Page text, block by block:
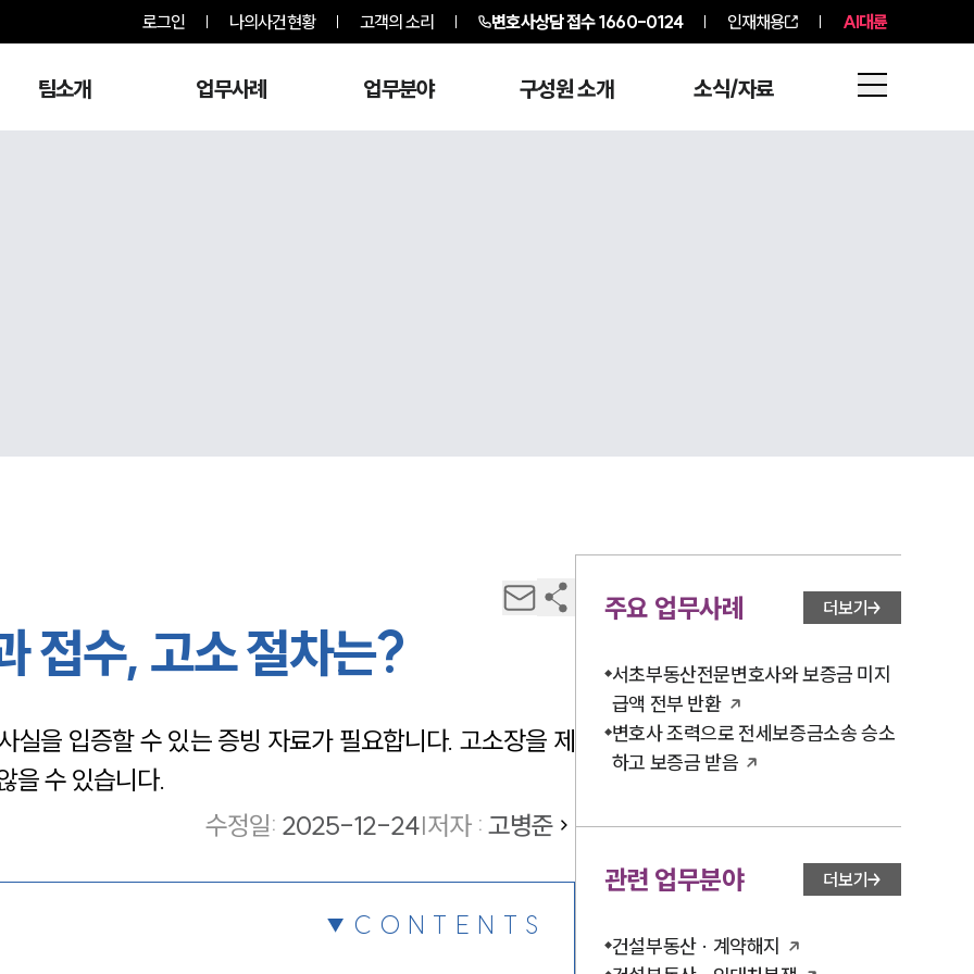
로그인 나의사건현황 고객의 소리 변호사상담 접수1660-0124 인재채용 AI대륜
팀소개 업무사례 업무분야 구성원 소개 소식/자료
접수, 고소 절차는?
실을 입증할 수 있는 증빙 자료가 필요합니다. 고소장을 제
을 수 있습니다.
수정일: 2025-12-24|저자 : 고병준
CONTENTS
주요 업무사례 더보기
서초부동산전문변호사와 보증금 미지
급액 전부 반환
변호사 조력으로 전세보증금소송 승소
하고 보증금 받음
관련 업무분야 더보기
건설부동산 · 계약해지